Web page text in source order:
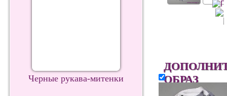
Черные рукава-митенки
ОБРАЗ